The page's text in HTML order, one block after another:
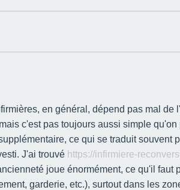
en général, dépend pas mal de
c'est pas toujours aussi simple
ce qui se traduit souvent
J'ai trouvé https://infirmiere-
joue énormément, ce qu'il faut
garderie, etc.), surtout dans les